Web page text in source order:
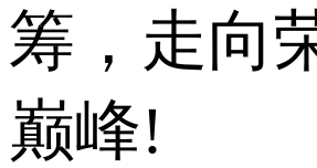
筹，走向
巅峰!